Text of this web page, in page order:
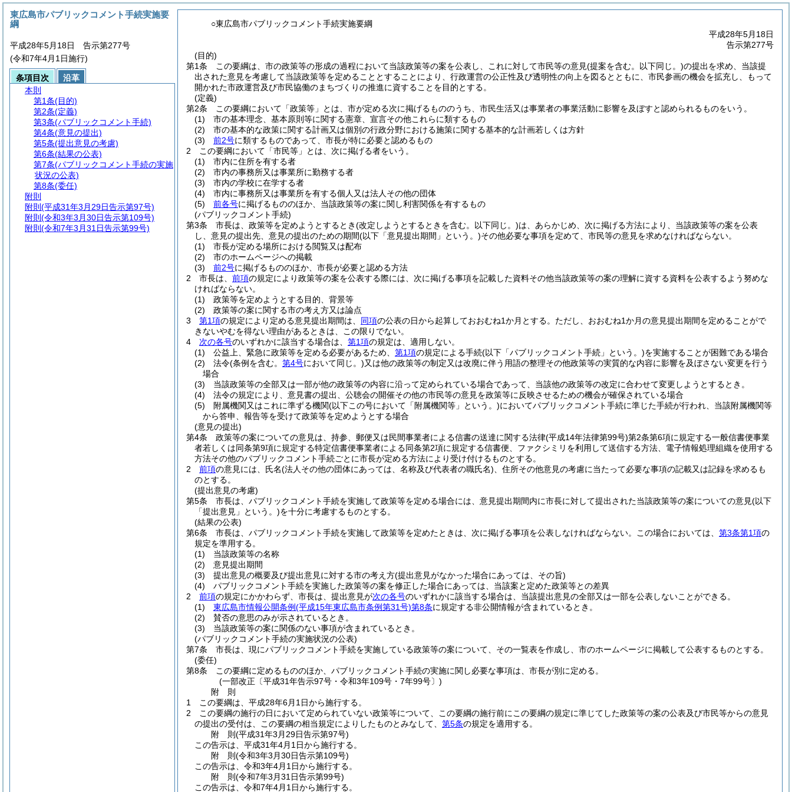
○東広島市パブリックコメント手続実施要綱
平成28年5月18日
告示第277号
(目的)
第1条
この要綱は、市の政策等の形成の過程において当該政策等の案を公表し、これに対して市民等の意見(提案を含む。以下同じ。)の提出を求め、当該提
出された意見を考慮して当該政策等を定めることとすることにより、行政運営の公正性及び透明性の向上を図るとともに、市民参画の機会を拡充し、もって
開かれた市政運営及び市民協働のまちづくりの推進に資することを目的とする。
(定義)
第2条
この要綱において「政策等」とは、市が定める次に掲げるもののうち、市民生活又は事業者の事業活動に影響を及ぼすと認められるものをいう。
(1)
市の基本理念、基本原則等に関する憲章、宣言その他これらに類するもの
(2)
市の基本的な政策に関する計画又は個別の行政分野における施策に関する基本的な計画若しくは方針
(3)
前2号に類するものであって、市長が特に必要と認めるもの
2
この要綱において「市民等」とは、次に掲げる者をいう。
(1)
市内に住所を有する者
(2)
市内の事務所又は事業所に勤務する者
(3)
市内の学校に在学する者
(4)
市内に事務所又は事業所を有する個人又は法人その他の団体
(5)
前各号に掲げるもののほか、当該政策等の案に関し利害関係を有するもの
(パブリックコメント手続)
第3条
市長は、政策等を定めようとするとき(改定しようとするときを含む。以下同じ。)は、あらかじめ、次に掲げる方法により、当該政策等の案を公表
し、意見の提出先、意見の提出のための期間(以下「意見提出期間」という。)その他必要な事項を定めて、市民等の意見を求めなければならない。
(1)
市長が定める場所における閲覧又は配布
(2)
市のホームページへの掲載
(3)
前2号に掲げるもののほか、市長が必要と認める方法
2
市長は、 前項の規定により政策等の案を公表する際には、次に掲げる事項を記載した資料その他当該政策等の案の理解に資する資料を公表するよう努めな
ければならない。
(1)
政策等を定めようとする目的、背景等
(2)
政策等の案に関する市の考え方又は論点
3
第1項の規定により定める意見提出期間は、 同項の公表の日から起算しておおむね1か月とする。 ただし、おおむね1か月の意見提出期間を定めることがで
きないやむを得ない理由があるときは、この限りでない。
4
次の各号のいずれかに該当する場合は、 第1項の規定は、適用しない。
(1)
公益上、緊急に政策等を定める必要があるため、 第1項の規定による手続(以下「パブリックコメント手続」という。)を実施することが困難である場合
(2)
法令(条例を含む。 第4号において同じ。)又は他の政策等の制定又は改廃に伴う用語の整理その他政策等の実質的な内容に影響を及ぼさない変更を行う
場合
(3)
当該政策等の全部又は一部が他の政策等の内容に沿って定められている場合であって、当該他の政策等の改定に合わせて変更しようとするとき。
(4)
法令の規定により、意見書の提出、公聴会の開催その他の市民等の意見を政策等に反映させるための機会が確保されている場合
(5)
附属機関又はこれに準ずる機関(以下この号において「附属機関等」という。)においてパブリックコメント手続に準じた手続が行われ、当該附属機関等
から答申、報告等を受けて政策等を定めようとする場合
(意見の提出)
第4条
政策等の案についての意見は、持参、郵便又は民間事業者による信書の送達に関する法律(平成14年法律第99号)第2条第6項に規定する一般信書便事業
者若しくは同条第9項に規定する特定信書便事業者による同条第2項に規定する信書便、ファクシミリを利用して送信する方法、電子情報処理組織を使用する
方法その他のパブリックコメント手続ごとに市長が定める方法により受け付けるものとする。
2
前項の意見には、氏名(法人その他の団体にあっては、名称及び代表者の職氏名) 、住所その他意見の考慮に当たって必要な事項の記載又は記録を求めるも
のとする。
(提出意見の考慮)
第5条
市長は、パブリックコメント手続を実施して政策等を定める場合には、意見提出期間内に市長に対して提出された当該政策等の案についての意見(以下
「提出意見」という。)を十分に考慮するものとする。
(結果の公表)
第6条
市長は、パブリックコメント手続を実施して政策等を定めたときは、次に掲げる事項を公表しなければならない。 この場合においては、 第3条第1項の
規定を準用する。
(1)
当該政策等の名称
(2)
意見提出期間
(3)
提出意見の概要及び提出意見に対する市の考え方(提出意見がなかった場合にあっては、その旨)
(4)
パブリックコメント手続を実施した政策等の案を修正した場合にあっては、当該案と定めた政策等との差異
2
前項の規定にかかわらず、市長は、提出意見が次の各号のいずれかに該当する場合は、当該提出意見の全部又は一部を公表しないことができる。
(1)
東広島市情報公開条例(平成15年東広島市条例第31号)第8条に規定する非公開情報が含まれているとき。
(2)
賛否の意思のみが示されているとき。
(3)
当該政策等の案に関係のない事項が含まれているとき。
(パブリックコメント手続の実施状況の公表)
第7条
市長は、現にパブリックコメント手続を実施している政策等の案について、その一覧表を作成し、市のホームページに掲載して公表するものとする。
(委任)
第8条
この要綱に定めるもののほか、パブリックコメント手続の実施に関し必要な事項は、市長が別に定める。
(一部改正〔平成31年告示97号・令和3年109号・7年99号〕)
附 則
1
この要綱は、平成28年6月1日から施行する。
2
この要綱の施行の日において定められていない政策等について、この要綱の施行前にこの要綱の規定に準じてした政策等の案の公表及び市民等からの意見
の提出の受付は、この要綱の相当規定によりしたものとみなして、 第5条の規定を適用する。
附 則(平成31年3月29日告示第97号)
この告示は、平成31年4月1日から施行する。
附 則(令和3年3月30日告示第109号)
この告示は、令和3年4月1日から施行する。
附 則(令和7年3月31日告示第99号)
この告示は、令和7年4月1日から施行する。
東広島市パブリックコメント手続実施要
綱
平成28年5月18日 告示第277号
(令和7年4月1日施行)
条項目次
沿革
本則
第1条(目的)
第2条(定義)
第3条(パブリックコメント手続)
第4条(意見の提出)
第5条(提出意見の考慮)
第6条(結果の公表)
第7条(パブリックコメント手続の実施
状況の公表)
第8条(委任)
附則
附則 (平成31年3月29日告示第97号)
附則 (令和3年3月30日告示第109号)
附則 (令和7年3月31日告示第99号)